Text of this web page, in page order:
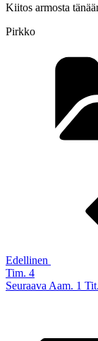
Kiitos armosta
Pirkko
Edellinen
Tim. 4
Seuraava
Seuraava Aam. 1